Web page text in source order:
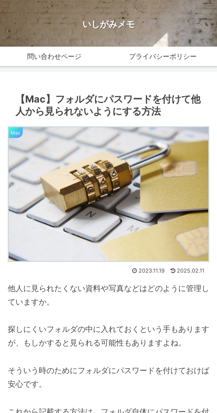
いしがみメモ
問い合わせページ プライバシーポリシー
【Mac】フォルダにパスワードを付けて他
人から見られないようにする方法
Mac
2023.11.19 2025.02.11
他人に見られたくない資料や写真などはどのように管理し
ていますか。
探しにくいフォルダの中に入れておくという手もあります
が、もしかすると見られる可能性もありますよね。
そういう時のためにフォルダにパスワードを付けておけば
安心です。